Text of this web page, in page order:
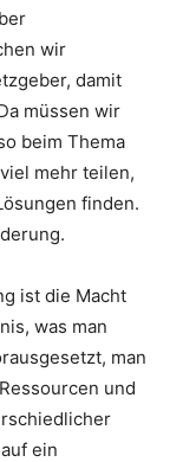
wir
damit
müssen wir
beim Thema
mehr teilen,
finden.
ist die Macht
was man
man
und
ein